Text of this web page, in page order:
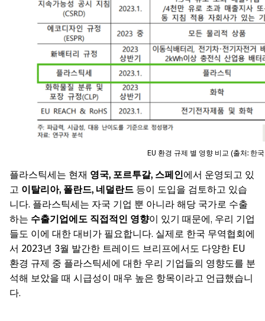
EU 환경 규제 별 영향 비교 (출처: 한
플라스틱세는 현재 영국, 포르투갈, 스페인에서 운영되고 있
고 이탈리아, 폴란드, 네덜란드 등이 도입을 검토하고 있습
니다. 플라스틱세는 자국 기업 뿐 아니라 해당 국가로 수출
하는 수출기업에도 직접적인 영향이 있기 때문에, 우리 기업
들도 이에 대한 대비가 필요합니다. 실제로 한국 무역협회에
서 2023년 3월 발간한 트레이드 브리프에서도 다양한 EU
환경 규제 중 플라스틱세에 대한 우리 기업들의 영향도를 분
석해 보았을 때 시급성이 매우 높은 항목이라고 언급했습니
다.